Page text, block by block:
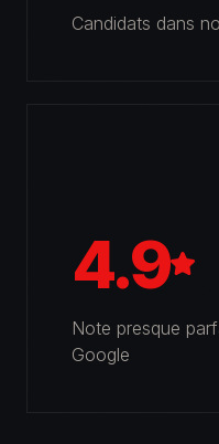
Candidats dans
4.9
Note presque
Google